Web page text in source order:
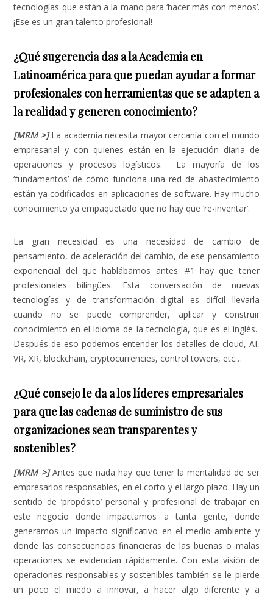
tecnologías que están a la mano para ‘hacer más con menos’.
¡Ese es un gran talento profesional!
¿Qué sugerencia das a la Academia en
Latinoamérica para que puedan ayudar a formar
profesionales con herramientas que se adapten a
la realidad y generen conocimiento?
[MRM >]La academia necesita mayor cercanía con el mundo
empresarial y con quienes están en la ejecución diaria de
operaciones y procesos logísticos. La mayoría de los
‘fundamentos’ de cómo funciona una red de abastecimiento
están ya codificados en aplicaciones de software. Hay mucho
conocimiento ya empaquetado que no hay que ‘re-inventar’.
La gran necesidad es una necesidad de cambio de
pensamiento, de aceleración del cambio, de ese pensamiento
exponencial del que hablábamos antes. #1 hay que tener
profesionales bilingües. Esta conversación de nuevas
tecnologías y de transformación digital es difícil llevarla
cuando no se puede comprender, aplicar y construir
conocimiento en el idioma de la tecnología, que es el inglés.
Después de eso podemos entender los detalles de cloud, AI,
VR, XR, blockchain, cryptocurrencies, control towers, etc…
¿Qué consejo le da a los líderes empresariales
para que las cadenas de suministro de sus
organizaciones sean transparentes y
sostenibles?
[MRM >] Antes que nada hay que tener la mentalidad de ser
empresarios responsables, en el corto y el largo plazo. Hay un
sentido de ‘propósito’ personal y profesional de trabajar en
este negocio donde impactamos a tanta gente, donde
generamos un impacto significativo en el medio ambiente y
donde las consecuencias financieras de las buenas o malas
operaciones se evidencian rápidamente. Con esta visión de
operaciones responsables y sostenibles también se le pierde
un poco el miedo a innovar, a hacer algo diferente y a